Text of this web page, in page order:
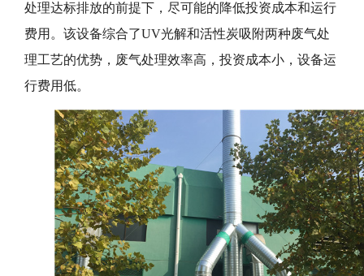
处理达标排放的前提下，尽可能的降低投资成本和运行
费用。该设备综合了UV光解和活性炭吸附两种废气处
理工艺的优势，废气处理效率高，投资成本小，设备运
行费用低。